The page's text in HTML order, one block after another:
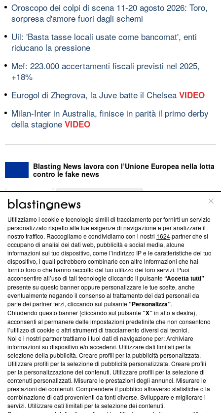
Oroscopo dei colpi di scena 11-20 agosto 2026: Toro,
sorpresa d'amore fuori dagli schemi
Uil: 'Basta tasse locali usate come bancomat', enti
riducano la pressione
Mef: 223.000 accertamenti fiscali previsti nel 2025,
+18%
Eurogol di Zhegrova, la Juve batte il Chelsea VIDEO
Milan-Inter in Australia, finisce in parità il primo derby
della stagione VIDEO
Blasting News lavora con l’Unione Europea nella lotta
contro le fake news
ABOUT
Questa sezione offre informazioni trasparenti su Blasting
News, sui nostri processi editoriali e su come ci impegniamo a
creare news di qualità. Inoltre, afferma la nostra aderenza a
‘Trust Project - News with Integrity’Blasting News non è
ancora membro del programma, ma ha richiesto di farne
parte; Trust Project non ha ancora effettuato una verifica di
conformità agli standard.
Su di noi
Team editoriale
Corporate
Redazione
Informativa Privacy
Cookie Policy
Blasting SA, IDI CHE-247.845.224, Via Carlo Frasca, 3 - 6900
Utilizziamo i cookie e tecnologie simili di tracciamento per fornirti un servizio
personalizzato rispetto alle tue esigenze di navigazione e per analizzare il
nostro traffico. Raccogliamo e condividiamo con i nostri 1624partner che si
occupano di analisi dei dati web, pubblicità e social media, alcune
informazioni sul tuo dispositivo, come l’indirizzo IP e le caratteristiche del tuo
dispositivo, i quali potrebbero combinarle con altre informazioni che hai
fornito loro o che hanno raccolto dal tuo utilizzo dei loro servizi. Puoi
acconsentire all’uso di tali tecnologie cliccando il pulsante“Accetta tutti”
presente su questo banner oppure personalizzare le tue scelte, anche
eventualmente negando il consenso al trattamento dei dati personali da
parte dei partner terzi, cliccando sul pulsante“Personalizza”.
Chiudendo questo banner (cliccando sul pulsante“X”in alto a destra),
acconsenti al permanere delle impostazioni predefinite che non consentono
l’utilizzo di cookie o altri strumenti di tracciamento diversi dai tecnici.
Noi e i nostri partner trattiamo i tuoi dati di navigazione per: Archiviare
informazioni su dispositivo e/o accedervi. Utilizzare dati limitati per la
selezione della pubblicità. Creare profili per la pubblicità personalizzata.
Utilizzare profili per la selezione di pubblicità personalizzata. Creare profili
per la personalizzazione dei contenuti. Utilizzare profili per la selezione di
contenuti personalizzati. Misurare le prestazioni degli annunci. Misurare le
prestazioni dei contenuti. Comprendere il pubblico attraverso statistiche o la
combinazione di dati provenienti da fonti diverse. Sviluppare e migliorare i
servizi. Utilizzare dati limitati per la selezione dei contenuti.